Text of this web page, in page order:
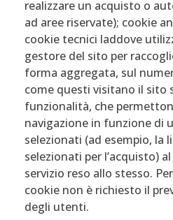
realizzare un acquisto o
ad aree riservate); cookie
cookie tecnici laddove
gestore del sito per
forma aggregata, sul
come questi visitano il sito
funzionalità, che
navigazione in funzione di
selezionati (ad esempio, la
selezionati per l’acquisto)
servizio reso allo stesso.
cookie non è richiesto il
degli utenti.